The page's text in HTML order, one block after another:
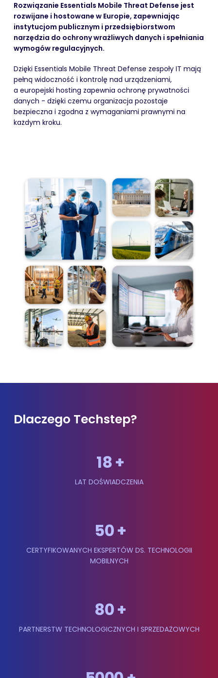
Rozwiązanie Essentials Mobile Threat Defense jest
rozwijane i hostowane w Europie, zapewniając
instytucjom publicznym i przedsiębiorstwom
narzędzia do ochrony wrażliwych danych i spełniania
wymogów regulacyjnych.
Dzięki Essentials Mobile Threat Defense zespoły IT mają
pełną widoczność i kontrolę nad urządzeniami,
a europejski hosting zapewnia ochronę prywatności
danych - dzięki czemu organizacja pozostaje
bezpieczna i zgodna z wymaganiami prawnymi na
każdym kroku.
Dlaczego Techstep?
18+
LAT DOŚWIADCZENIA
50+
CERTYFIKOWANYCH EKSPERTÓW DS. TECHNOLOGII
MOBILNYCH
80+
PARTNERSTW TECHNOLOGICZNYCH I SPRZEDAŻOWYCH